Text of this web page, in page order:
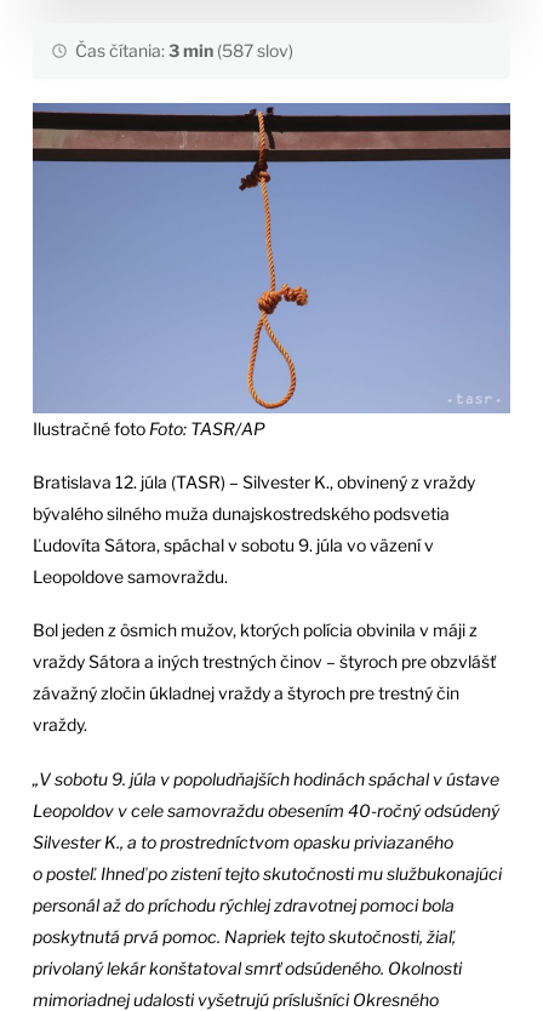
Čas čítania:3 min(587 slov)
Ilustračné foto Foto: TASR/AP
Bratislava 12. júla (TASR) – Silvester K., obvinený z vraždy
bývalého silného muža dunajskostredského podsvetia
Ľudovíta Sátora, spáchal v sobotu 9. júla vo väzení v
Leopoldove samovraždu.
Bol jeden z ôsmich mužov, ktorých polícia obvinila v máji z
vraždy Sátora a iných trestných činov – štyroch pre obzvlášť
závažný zločin úkladnej vraždy a štyroch pre trestný čin
vraždy.
„V sobotu 9. júla v popoludňajších hodinách spáchal v ústave
Leopoldov v cele samovraždu obesením 40-ročný odsúdený
Silvester K., a to prostredníctvom opasku priviazaného
o posteľ. Ihneď po zistení tejto skutočnosti mu službukonajúci
personál až do príchodu rýchlej zdravotnej pomoci bola
poskytnutá prvá pomoc. Napriek tejto skutočnosti, žiaľ,
privolaný lekár konštatoval smrť odsúdeného. Okolnosti
mimoriadnej udalosti vyšetrujú príslušníci Okresného